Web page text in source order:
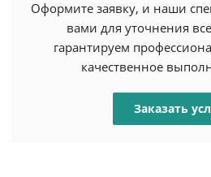
Оформите заявку, и наши
вами для уточнения
гарантируем
качественное
Заказать